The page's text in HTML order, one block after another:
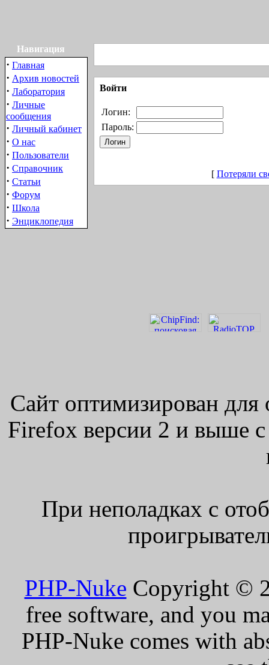
Навигация
· Главная
· Архив новостей
· Лаборатория
· Личные
сообщения
· Личный кабинет
· О нас
· Пользователи
· Справочник
· Статьи
· Форум
· Школа
· Энциклопедия
Войти
Логин:
Пароль:
[ Потеряли
Сайт оптимизирован для
Firefox версии 2 и выше
При неполадках с
PHP-Nuke Copyright ©
free software, and you
PHP-Nuke comes with